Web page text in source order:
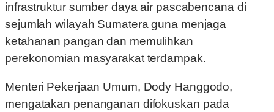
infrastruktur sumber daya air pascabencana di
sejumlah wilayah Sumatera guna menjaga
ketahanan pangan dan memulihkan
perekonomian masyarakat terdampak.
Menteri Pekerjaan Umum, Dody Hanggodo,
mengatakan penanganan difokuskan pada